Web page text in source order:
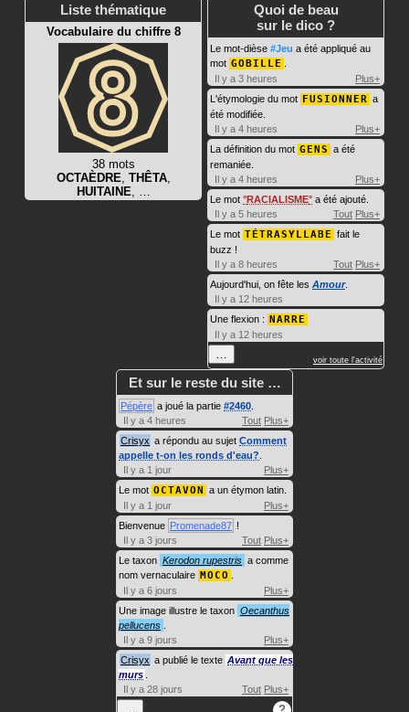
Liste thématique
Vocabulaire du chiffre 8
38 mots
OCTAÈDRE THÊTA,
HUITAINE
Quoi de beau
sur le dico ?
Le mot-dièse #Jeu a été appliqué au
mot GOBILLE
Il y a 3 heures
Plus+
L'étymologie du mot FUSIONNER a
été modifiée.
Il y a 4 heures
Plus+
La définition du mot GENS a été
remaniée.
Il y a 4 heures
Plus+
Le mot RACIALISME a été ajouté.
Il y a 5 heures
Tout Plus+
Le mot TÉTRASYLLABE fait le
buzz !
Il y a 8 heures
Tout Plus+
Aujourd'hui, on fête les Amour.
Il y a 12 heures
Une flexion : NARRE
Il y a 12 heures
voir toute l'activité
Et sur le reste du site …
Pépère a joué la partie #2460
Il y a 4 heures
Tout Plus+
Crisyx a répondu au sujet Comment
appelle t-on les ronds d'eau?
Il y a 1 jour
Plus+
Le mot OCTAVON a un étymon latin.
Il y a 1 jour
Plus+
Bienvenue Promenade87 !
Il y a 3 jours
Tout Plus+
Le taxon Kerodon rupestris a comme
nom vernaculaire MOCO
Il y a 6 jours
Plus+
Une image illustre le taxon Oecanthus
pellucens
Il y a 9 jours
Plus+
Crisyx a publié le texte Avant que les
murs
Il y a 28 jours
Tout Plus+